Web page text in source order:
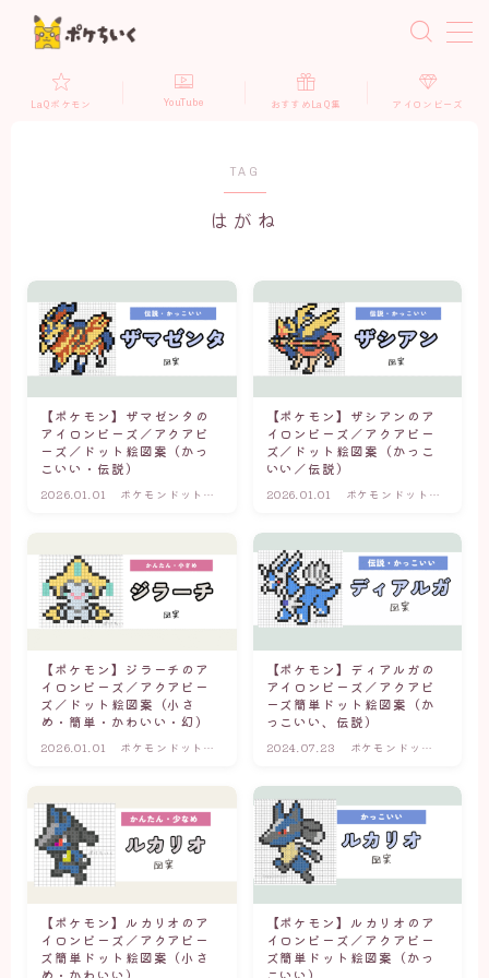
MENU
LaQポケモン（平面）
LaQ収納アイテム
LaQおすすめ商品
アイロンビーズ×ポケモン
ポケモンドット図案(かっこいい・伝説)
ポケモンドット図案(小さめ・かわいい・簡単)
アイロンビーズ×マインクラフト
マイクラドット図案(キャラクター・モブ)
アイロンビーズ×サンリオ
LaQポケモン YouTube おすすめLaQ集 アイロンビーズ
TAG
はがね
【ポケモン】ザマゼンタの
アイロンビーズ／アクアビ
ーズ／ドット絵図案（かっ
こいい・伝説）
2026.01.01
ポケモンドット図
【ポケモン】ザシアンのア
イロンビーズ／アクアビー
ズ／ドット絵図案（かっこ
いい／伝説）
2026.01.01
ポケモンドット図
伝説)
【ポケモン】ジラーチのア
イロンビーズ／アクアビー
ズ／ドット絵図案（小さ
め・簡単・かわいい・幻）
2026.01.01
ポケモンドット図
いい・簡単)
【ポケモン】ディアルガの
アイロンビーズ／アクアビ
ーズ簡単ドット絵図案（か
っこいい、伝説）
2024.07.23
ポケモンドット
い・伝説)
【ポケモン】ルカリオのア
イロンビーズ／アクアビー
ズ簡単ドット絵図案（小さ
め・かわいい）
【ポケモン】ルカリオのア
イロンビーズ／アクアビー
ズ簡単ドット絵図案（かっ
こいい）